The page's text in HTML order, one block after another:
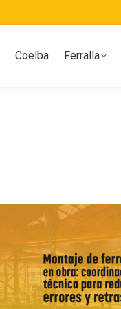
Coelba Ferralla